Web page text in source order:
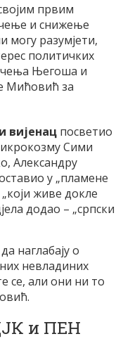
првим
и снижење
разумјети,
политичких
Његоша и
Мићовић за
вијенац посветио
Сими
Александру
у „пламене
живе докле
додао – „српски
наглабају о
невладиних
се, али они ни то
и ПЕН